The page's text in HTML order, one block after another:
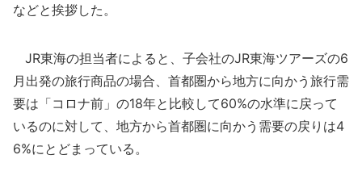
などと挨拶した。
JR東海の担当者によると、子会社のJR東海ツアーズの6
月出発の旅行商品の場合、首都圏から地方に向かう旅行需
要は「コロナ前」の18年と比較して60%の水準に戻って
いるのに対して、地方から首都圏に向かう需要の戻りは4
6%にとどまっている。